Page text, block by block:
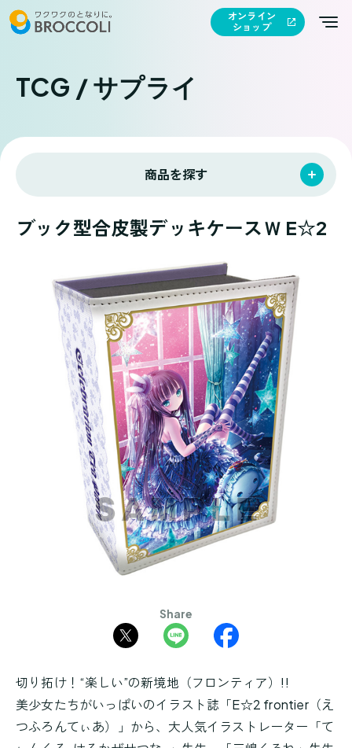
オンライン
ショップ
TCG / サプライ
商品を探す
ブック型合皮製デッキケースＷ E☆2
Share
切り拓け！“楽しい”の新境地（フロンティア）!!
美少女たちがいっぱいのイラスト誌「E☆2 frontier（え
つふろんてぃあ）」から、大人気イラストレーター「て